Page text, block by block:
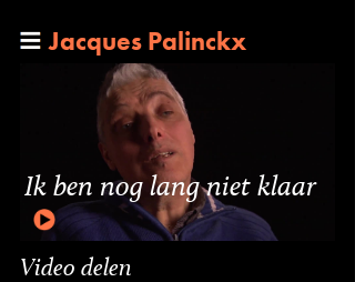
Jacques Palinckx
Ik ben nog lang niet klaar
Video delen